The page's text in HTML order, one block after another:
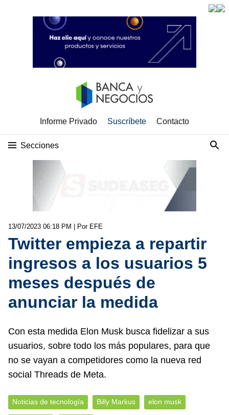
Informe Privado Suscríbete Contacto
Secciones
13/07/2023 06:18 PM | Por EFE
Twitter empieza a repartir
ingresos a los usuarios 5
meses después de
anunciar la medida
Con esta medida Elon Musk busca fidelizar a sus
usuarios, sobre todo los más populares, para que
no se vayan a competidores como la nueva red
social Threads de Meta.
Noticias de tecnología Billy Markus elon musk